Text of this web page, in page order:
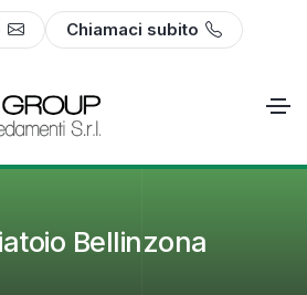
Chiamaci subito
Bellinzona